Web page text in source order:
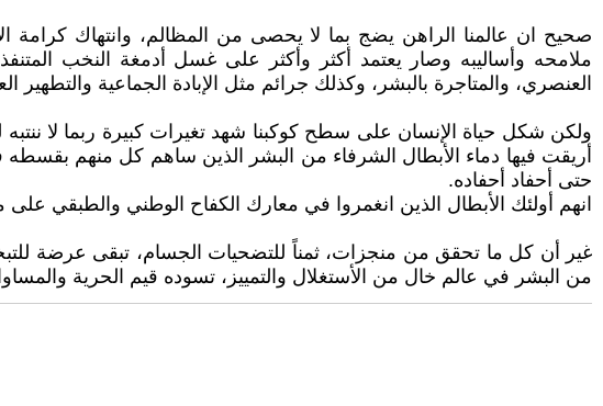
صحيح ان عالمنا الراهن يضج بما لا يحصى من المظالم، وانتهاك
ملامحه وأساليبه وصار يعتمد أكثر وأكثر على غسل أدمغة النخب
العنصري، والمتاجرة بالبشر، وكذلك جرائم مثل الإبادة الجماعية
ولكن شكل حياة الإنسان على سطح كوكبنا شهد تغيرات كبيرة ربما لا ننتبه
أريقت فيها دماء الأبطال الشرفاء من البشر الذين ساهم كل منهم بقسطه
حتى أحفاد أحفاده.
انهم أولئك الأبطال الذين انغمروا في معارك الكفاح الوطني والطبقي
غير أن كل ما تحقق من منجزات، ثمناً للتضحيات الجسام، تبقى عرضة
من البشر في عالم خال من الأستغلال والتمييز، تسوده قيم الحرية